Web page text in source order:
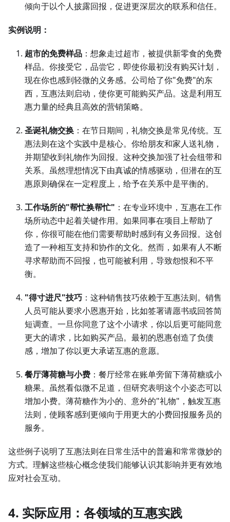
倾向于以个人披露回报，促进更深层次的联系和信任。
实例说明：
超市的免费样品 ：想象走过超市，被提供新零食的免费
样品。你接受它，品尝它，即使你最初没有购买计划，
现在你也感到轻微的义务感。公司给了你"免费"的东
西，互惠法则启动，使你更可能购买产品。这是利用互
惠力量的经典且高效的营销策略。
圣诞礼物交换 ：在节日期间，礼物交换是常见传统。互
惠法则在这个实践中是核心。你给朋友和家人送礼物，
并期望收到礼物作为回报。这种交换加强了社会纽带和
关系。虽然理想情况下由真诚的情感驱动，但潜在的互
惠原则确保在一定程度上，给予在关系中是平衡的。
工作场所的"帮忙换帮忙" ：在专业环境中，互惠在工作
场所动态中起着关键作用。如果同事在项目上帮助了
你，你很可能在他们需要帮助时感到有义务回报。这创
造了一种相互支持和协作的文化。然而，如果有人不断
寻求帮助而不回报，也可能被利用，导致怨恨和不平
衡。
"得寸进尺"技巧 ：这种销售技巧依赖于互惠法则。销售
人员可能从要求小恩惠开始，比如签署请愿书或回答简
短调查。一旦你同意了这个小请求，你以后更可能同意
更大的请求，比如购买产品。最初的恩惠创造了负债
感，增加了你以更大承诺互惠的意愿。
餐厅薄荷糖与小费 ：餐厅经常在账单旁留下薄荷糖或小
糖果。虽然看似微不足道，但研究表明这个小姿态可以
增加小费。薄荷糖作为小的、意外的"礼物"，触发互惠
法则，使顾客感到更倾向于用更大的小费回报服务员的
服务。
这些例子说明了互惠法则在日常生活中的普遍和常常微妙的
方式。理解这些核心概念使我们能够认识其影响并更有效地
应对社会互动。
4. 实际应用：各领域的互惠实践